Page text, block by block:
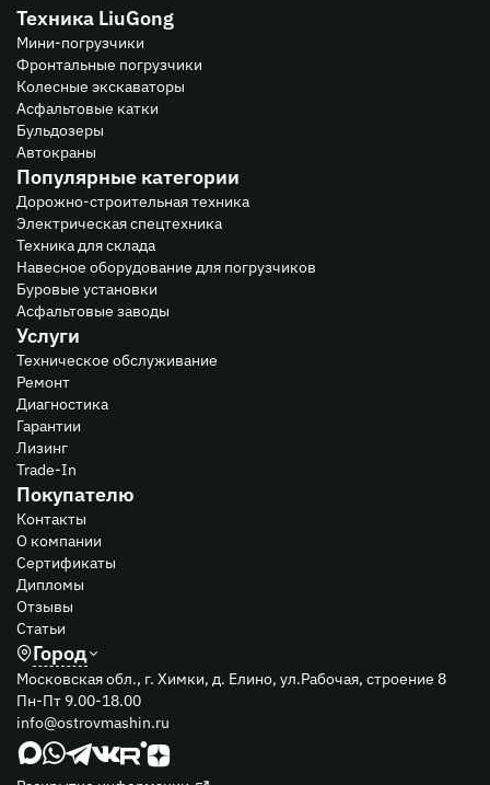
Техника LiuGong
Мини-погрузчики
Фронтальные погрузчики
Колесные экскаваторы
Асфальтовые катки
Бульдозеры
Автокраны
Популярные категории
Дорожно-строительная техника
Электрическая спецтехника
Техника для склада
Навесное оборудование для погрузчиков
Буровые установки
Асфальтовые заводы
Услуги
Техническое обслуживание
Ремонт
Диагностика
Гарантии
Лизинг
Trade-In
Покупателю
Контакты
О компании
Сертификаты
Дипломы
Отзывы
Статьи
Город
Московская обл., г. Химки, д. Елино, ул.Рабочая, строение 8
Пн-Пт 9.00-18.00
info@ostrovmashin.ru